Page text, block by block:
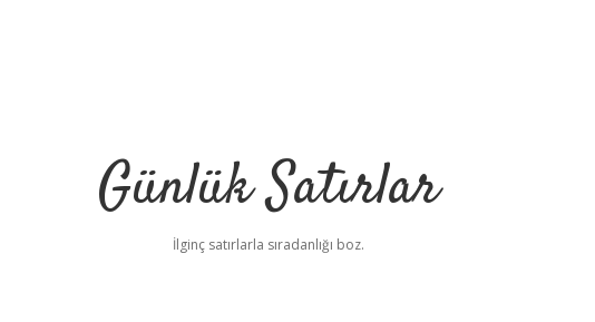
Günlük Satırlar
İlginç satırlarla sıradanlığı boz.